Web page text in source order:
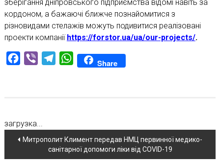
зберігання дніпровського підприємства відомі навіть за
кордоном, а бажаючі ближче познайомитися з
різновидами стелажів можуть подивитися реалізовані
проекти компанії https://forstor.ua/ua/our-projects/.
Facebook
Viber TelegramWhatsAppShare
загрузка...
Навігація
по
Митрополит Климент передав НМЦ первинної медико-
санітарної допомоги ліки від COVID-19